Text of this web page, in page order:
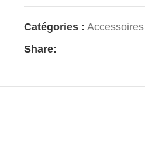
Catégories : Accessoires
Share: